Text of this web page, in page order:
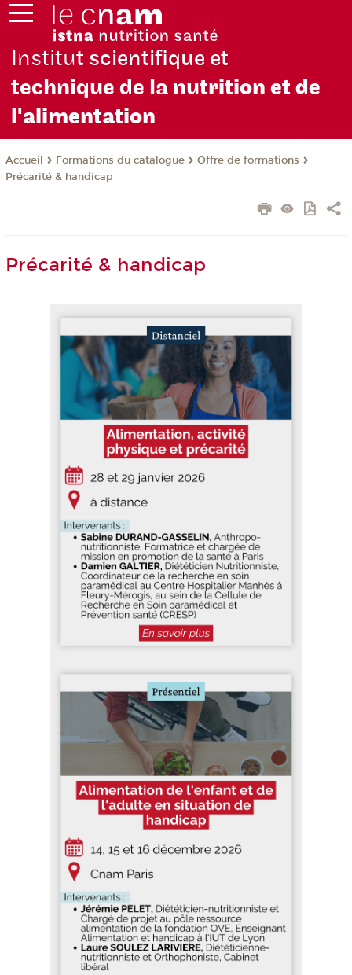
Institut scientifique et
technique de la nutrition et de
l'alimentation
Accueil Formations du catalogue
Offre de formations
Précarité & handicap
Précarité & handicap